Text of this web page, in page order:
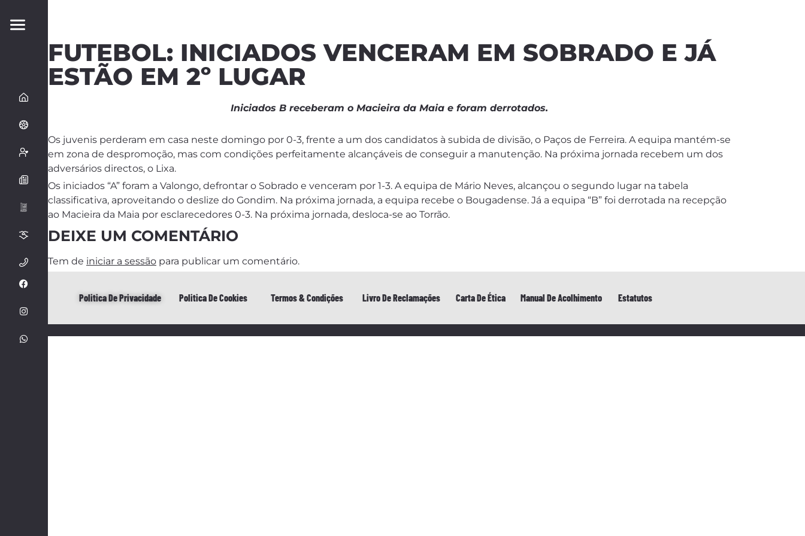
FUTEBOL: INICIADOS VENCERAM EM SOBRADO E JÁ
ESTÃO EM 2º LUGAR
Iniciados B receberam o Macieira da Maia e foram derrotados.
Os juvenis perderam em casa neste domingo por 0-3, frente a um dos candidatos à subida de divisão, o Paços de Ferreira. A equipa mantém-se
em zona de despromoção, mas com condições perfeitamente alcançáveis de conseguir a manutenção. Na próxima jornada recebem um dos
adversários directos, o Lixa.
Os iniciados “A” foram a Valongo, defrontar o Sobrado e venceram por 1-3. A equipa de Mário Neves, alcançou o segundo lugar na tabela
classificativa, aproveitando o deslize do Gondim. Na próxima jornada, a equipa recebe o Bougadense. Já a equipa “B” foi derrotada na recepção
ao Macieira da Maia por esclarecedores 0-3. Na próxima jornada, desloca-se ao Torrão.
DEIXE UM COMENTÁRIO
Tem de iniciar a sessão para publicar um comentário.
Politica De Privacidade Politica De Cookies Termos & Condições Livro De Reclamações Carta De Ética Manual De Acolhimento Estatutos